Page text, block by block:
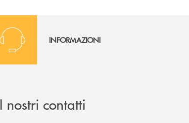
INFORMAZIONI
I nostri contatti